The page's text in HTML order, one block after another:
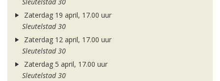
Sleutelstad 30
Zaterdag 19 april, 17.00 uur
Sleutelstad 30
Zaterdag 12 april, 17.00 uur
Sleutelstad 30
Zaterdag 5 april, 17.00 uur
Sleutelstad 30